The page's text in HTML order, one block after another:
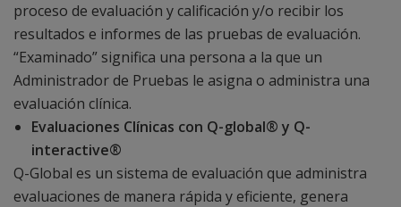
proceso de evaluación y calificación y/o recibir los
resultados e informes de las pruebas de evaluación.
“Examinado” significa una persona a la que un
Administrador de Pruebas le asigna o administra una
evaluación clínica.
Evaluaciones Clínicas con Q-global® y Q-
interactive®
Q-Global es un sistema de evaluación que administra
evaluaciones de manera rápida y eficiente, genera